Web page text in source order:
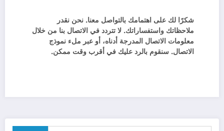
شكرًا لك على اهتمامك بالتواصل معنا. نحن نقدر
ملاحظاتك واستفساراتك. لا تتردد في الاتصال بنا من خلال
معلومات الاتصال المدرجة أدناه، أو عبر ملء نموذج
الاتصال. سنقوم بالرد عليك في أقرب وقت ممكن.